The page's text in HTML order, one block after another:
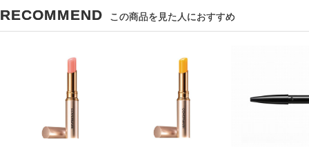
RECOMMEND この商品を見た人におすすめ